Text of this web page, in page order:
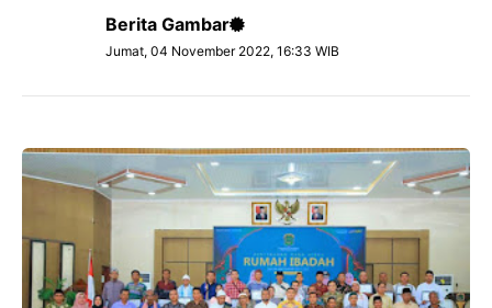
Berita Gambar
Jumat, 04 November 2022, 16:33 WIB